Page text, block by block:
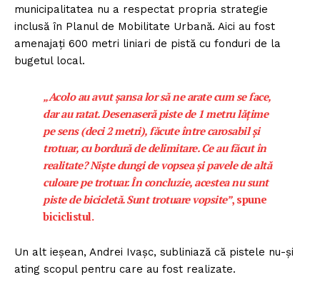
municipalitatea nu a respectat propria strategie
inclusă în Planul de Mobilitate Urbană. Aici au fost
amenajați 600 metri liniari de pistă cu fonduri de la
bugetul local.
„Acolo au avut șansa lor să ne arate cum se face,
dar au ratat. Desenaseră piste de 1 metru lăţime
pe sens (deci 2 metri), făcute între carosabil și
trotuar, cu bordură de delimitare. Ce au făcut în
realitate? Niște dungi de vopsea și pavele de altă
culoare pe trotuar. În concluzie, acestea nu sunt
piste de bicicletă. Sunt trotuare vopsite”, spune
biciclistul.
Un alt ieșean, Andrei Ivașc, subliniază că pistele nu-și
ating scopul pentru care au fost realizate.